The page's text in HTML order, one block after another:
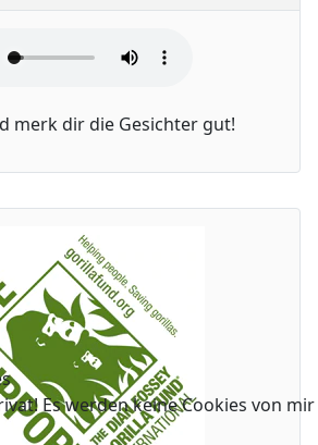
merk dir die Gesichter gut!
Es werden keine Cookies von